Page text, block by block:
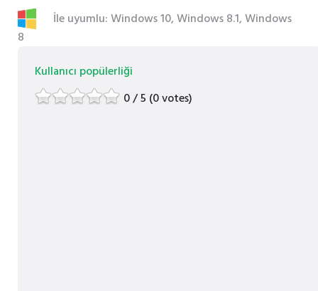
İle uyumlu: Windows 10, Windows 8.1, Windows
8
Kullanıcı popülerliği
0 / 5 (0 votes)